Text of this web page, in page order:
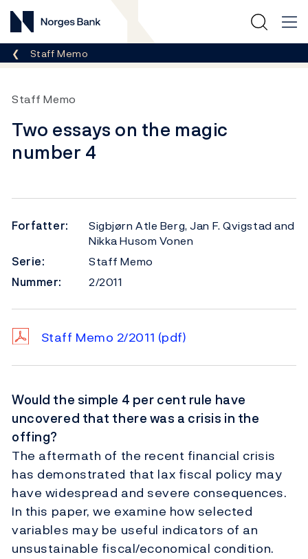
Norges Bank
Her er du nå:
Staff Memo
Staff Memo
Two essays on the magic
number 4
Forfatter:
Sigbjørn Atle Berg, Jan F. Qvigstad and
Nikka Husom Vonen
Serie:
Staff Memo
Nummer:
2/2011
Staff Memo 2/2011 (pdf)
Would the simple 4 per cent rule have
uncovered that there was a crisis in the
offing?
The aftermath of the recent financial crisis
has demonstrated that lax fiscal policy may
have widespread and severe consequences.
In this paper, we examine how selected
variables may be useful indicators of an
unsustainable fiscal/economical condition.